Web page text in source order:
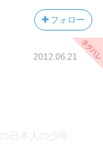
フォロー
2012.06.21
日本人の少年